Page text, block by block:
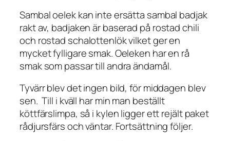
Sambal oelek kan inte ersätta sambal badjak
rakt av, badjaken är baserad på rostad chili
och rostad schalottenlök vilket ger en
mycket fylligare smak. Oeleken har en rå
smak som passar till andra ändamål.
Tyvärr blev det ingen bild, för middagen blev
sen. Till i kväll har min man beställt
köttfärslimpa, så i kylen ligger ett rejält paket
rådjursfärs och väntar. Fortsättning följer.